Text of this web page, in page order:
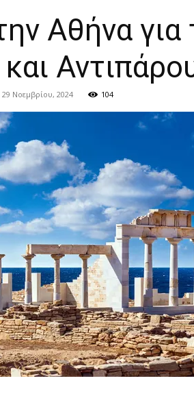
Αθήνα για
29 Νοεμβρίου, 2024 104